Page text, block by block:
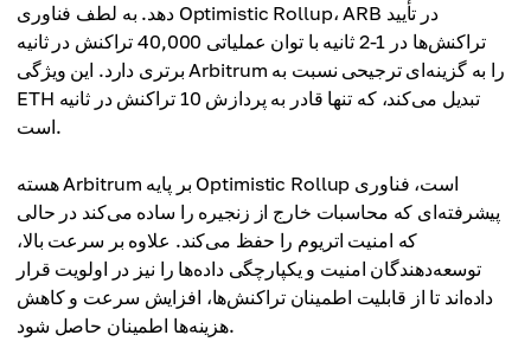
دهد. به لطف فناوری Optimistic Rollup، ARB در تأیید
تراکنش‌ها در 1-2 ثانیه با توان عملیاتی 40,000 تراکنش در ثانیه
برتری دارد. این ویژگی Arbitrum را به گزینه‌ای ترجیحی نسبت به
ETH تبدیل می‌کند، که تنها قادر به پردازش 10 تراکنش در ثانیه
است.
هسته Arbitrum بر پایه Optimistic Rollup است، فناوری
پیشرفته‌ای که محاسبات خارج از زنجیره را ساده می‌کند در حالی
که امنیت اتریوم را حفظ می‌کند. علاوه بر سرعت بالا،
توسعه‌دهندگان امنیت و یکپارچگی داده‌ها را نیز در اولویت قرار
داده‌اند تا از قابلیت اطمینان تراکنش‌ها، افزایش سرعت و کاهش
هزینه‌ها اطمینان حاصل شود.